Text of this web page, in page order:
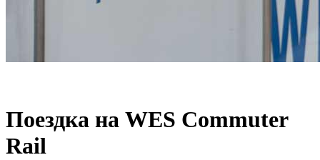
Поездка на WES Commuter
Rail